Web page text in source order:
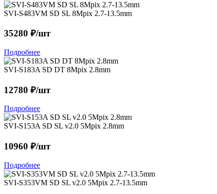
SVI-S483VM SD SL 8Mpix 2.7-13.5mm
35280 ₽/шт
Подробнее
SVI-S183A SD DT 8Mpix 2.8mm
12780 ₽/шт
Подробнее
SVI-S153A SD SL v2.0 5Mpix 2.8mm
10960 ₽/шт
Подробнее
SVI-S353VM SD SL v2.0 5Mpix 2.7-13.5mm